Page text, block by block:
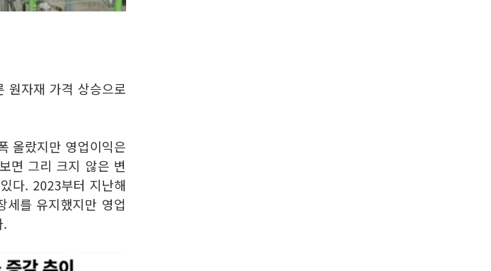
원자재 가격 상승으로
올랐지만 영업이익은
면 그리 크지 않은 변
다. 2023부터 지난해
를 유지했지만 영업
.